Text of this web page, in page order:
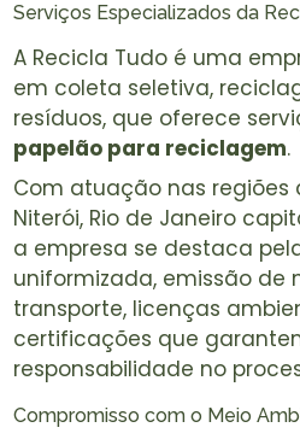
Serviços Especializados da
A Recicla Tudo é uma
em coleta seletiva,
resíduos, que oferece
papelão para reciclagem.
Com atuação nas regiões
Niterói, Rio de Janeiro
a empresa se destaca
uniformizada, emissão de
transporte, licenças
certificações que
responsabilidade no
Compromisso com o Meio